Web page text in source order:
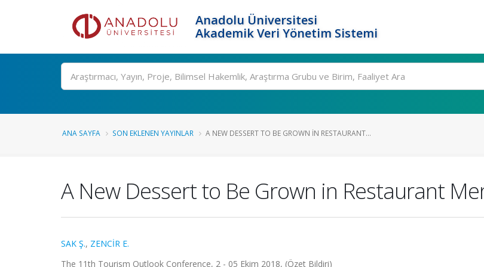
Anadolu Üniversitesi
Akademik Veri Yönetim Sistemi
Ara
ANA SAYFA SON EKLENEN YAYINLAR A NEW DESSERT TO BE GROWN IN RESTAURANT...
A New Dessert to Be Grown in Restaurant
SAK Ş., ZENCİR E.
The 11th Tourism Outlook Conference, 2 - 05 Ekim 2018, (Özet Bildiri)